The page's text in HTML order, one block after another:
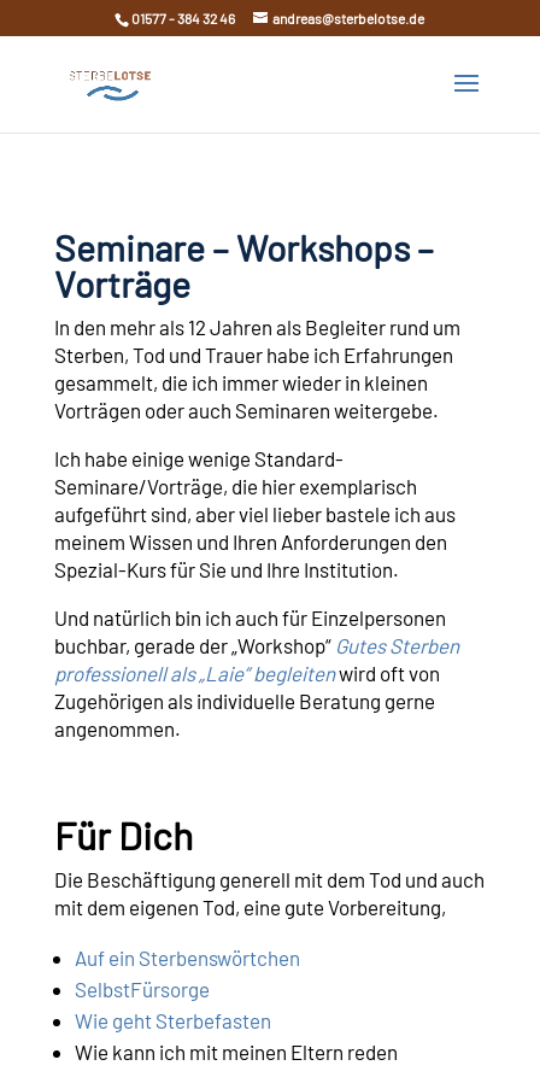
01577 - 384 32 46 andreas@sterbelotse.de
Seminare – Workshops –
Vorträge
In den mehr als 12 Jahren als Begleiter rund um
Sterben, Tod und Trauer habe ich Erfahrungen
gesammelt, die ich immer wieder in kleinen
Vorträgen oder auch Seminaren weitergebe.
Ich habe einige wenige Standard-
Seminare/Vorträge, die hier exemplarisch
aufgeführt sind, aber viel lieber bastele ich aus
meinem Wissen und Ihren Anforderungen den
Spezial-Kurs für Sie und Ihre Institution.
Und natürlich bin ich auch für Einzelpersonen
buchbar, gerade der „Workshop“ Gutes Sterben
professionell als „Laie“ begleitenwird oft von
Zugehörigen als individuelle Beratung gerne
angenommen.
Für Dich
Die Beschäftigung generell mit dem Tod und auch
mit dem eigenen Tod, eine gute Vorbereitung,
Auf ein Sterbenswörtchen
SelbstFürsorge
Wie geht Sterbefasten
Wie kann ich mit meinen Eltern reden